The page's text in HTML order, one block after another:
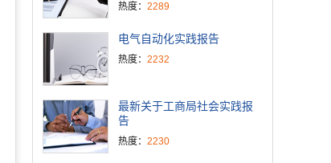
热度： 2289
电气自动化实践报告
热度： 2232
最新关于工商局社会实践报
告
热度： 2230